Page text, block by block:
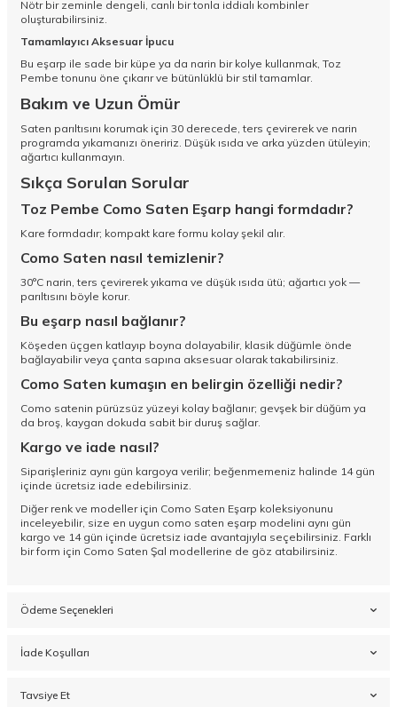
Nötr bir zeminle dengeli, canlı bir tonla iddialı kombinler
oluşturabilirsiniz.
Tamamlayıcı Aksesuar İpucu
Bu eşarp ile sade bir küpe ya da narin bir kolye kullanmak, Toz
Pembe tonunu öne çıkarır ve bütünlüklü bir stil tamamlar.
Bakım ve Uzun Ömür
Saten parıltısını korumak için 30 derecede, ters çevirerek ve narin
programda yıkamanızı öneririz. Düşük ısıda ve arka yüzden ütüleyin;
ağartıcı kullanmayın.
Sıkça Sorulan Sorular
Toz Pembe Como Saten Eşarp hangi formdadır?
Kare formdadır; kompakt kare formu kolay şekil alır.
Como Saten nasıl temizlenir?
30°C narin, ters çevirerek yıkama ve düşük ısıda ütü; ağartıcı yok —
parıltısını böyle korur.
Bu eşarp nasıl bağlanır?
Köşeden üçgen katlayıp boyna dolayabilir, klasik düğümle önde
bağlayabilir veya çanta sapına aksesuar olarak takabilirsiniz.
Como Saten kumaşın en belirgin özelliği nedir?
Como satenin pürüzsüz yüzeyi kolay bağlanır; gevşek bir düğüm ya
da broş, kaygan dokuda sabit bir duruş sağlar.
Kargo ve iade nasıl?
Siparişleriniz aynı gün kargoya verilir; beğenmemeniz halinde 14 gün
içinde ücretsiz iade edebilirsiniz.
Diğer renk ve modeller için Como Saten Eşarp koleksiyonunu
inceleyebilir, size en uygun como saten eşarp modelini aynı gün
kargo ve 14 gün içinde ücretsiz iade avantajıyla seçebilirsiniz. Farklı
bir form için Como Saten Şal modellerine de göz atabilirsiniz.
Ödeme Seçenekleri
İade Koşulları
Tavsiye Et